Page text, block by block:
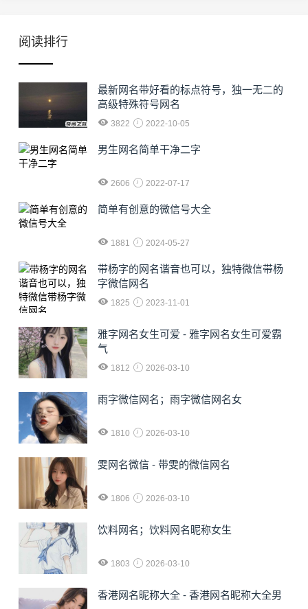
阅读排行
最新网名带好看的标点符号，独一无二的
高级特殊符号网名
3822 2022-10-05
男生网名简单干净二字
2606 2022-07-17
简单有创意的微信号大全
1881 2024-05-27
​带杨字的网名谐音也可以，独特微信带杨
字微信网名
1825 2023-11-01
雅字网名女生可爱 - 雅字网名女生可爱霸
气
1812 2026-03-10
雨字微信网名；雨字微信网名女
1810 2026-03-10
雯网名微信 - 带雯的微信网名
1806 2026-03-10
饮料网名；饮料网名昵称女生
1803 2026-03-10
香港网名昵称大全 - 香港网名昵称大全男